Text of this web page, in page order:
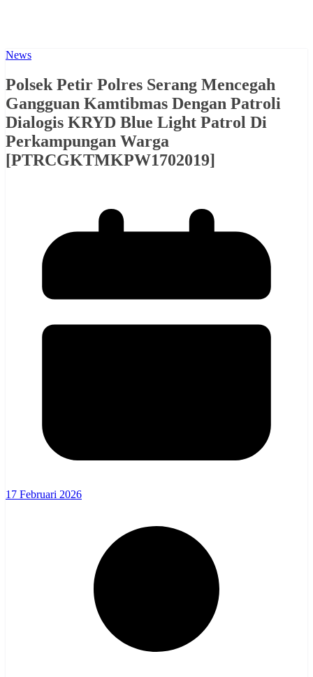
News
Polsek Petir Polres Serang Mencegah
Gangguan Kamtibmas Dengan Patroli
Dialogis KRYD Blue Light Patrol Di
Perkampungan Warga
[PTRCGKTMKPW1702019]
17 Februari 2026